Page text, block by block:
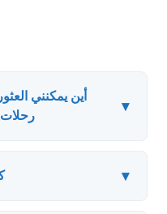
أين يمكنني
▾
▾